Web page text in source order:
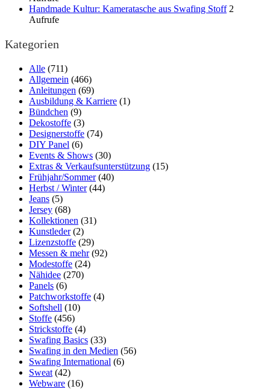
Handmade Kultur: Kameratasche aus Swafing Stoff 2
Aufrufe
Kategorien
Alle (711)
Allgemein (466)
Anleitungen (69)
Ausbildung & Karriere (1)
Bündchen (9)
Dekostoffe (3)
Designerstoffe (74)
DIY Panel (6)
Events & Shows (30)
Extras & Verkaufsunterstützung (15)
Frühjahr/Sommer (40)
Herbst / Winter (44)
Jeans (5)
Jersey (68)
Kollektionen (31)
Kunstleder (2)
Lizenzstoffe (29)
Messen & mehr (92)
Modestoffe (24)
Nähidee (270)
Panels (6)
Patchworkstoffe (4)
Softshell (10)
Stoffe (456)
Strickstoffe (4)
Swafing Basics (33)
Swafing in den Medien (56)
Swafing International (6)
Sweat (42)
Webware (16)